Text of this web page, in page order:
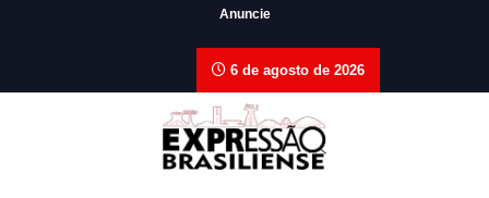
Anuncie
6 de agosto de 2026